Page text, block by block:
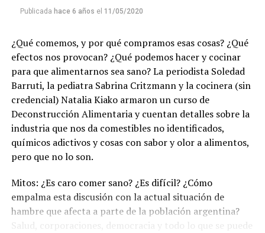
Publicada hace 6 años el 11/05/2020
¿Qué comemos, y por qué compramos esas cosas? ¿Qué
efectos nos provocan? ¿Qué podemos hacer y cocinar
para que alimentarnos sea sano? La periodista Soledad
Barruti, la pediatra Sabrina Critzmann y la cocinera (sin
credencial) Natalia Kiako armaron un curso de
Deconstrucción Alimentaria y cuentan detalles sobre la
industria que nos da comestibles no identificados,
químicos adictivos y cosas con sabor y olor a alimentos,
pero que no lo son.
Mitos: ¿Es caro comer sano? ¿Es difícil? ¿Cómo
empalma esta discusión con la actual situación de
hambre que afecta a parte de la población argentina?
Salud, corporaciones, democracia y todo lo que se puede